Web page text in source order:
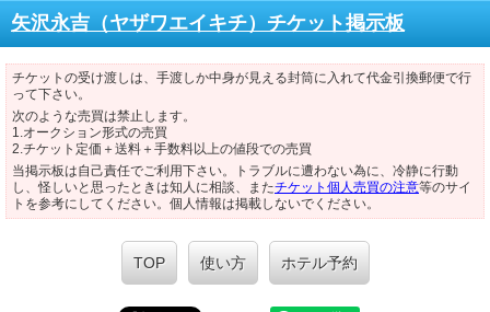
矢沢永吉（ヤザワエイキチ）チケット掲示板
チケットの受け渡しは、手渡しか中身が見える封筒に入れて代金引換郵便で行
って下さい。
次のような売買は禁止します。
1.オークション形式の売買
2.チケット定価＋送料＋手数料以上の値段での売買
当掲示板は自己責任でご利用下さい。トラブルに遭わない為に、冷静に行動
し、怪しいと思ったときは知人に相談、またチケット個人売買の注意等のサイ
トを参考にしてください。個人情報は掲載しないでください。
TOP 使い方 ホテル予約